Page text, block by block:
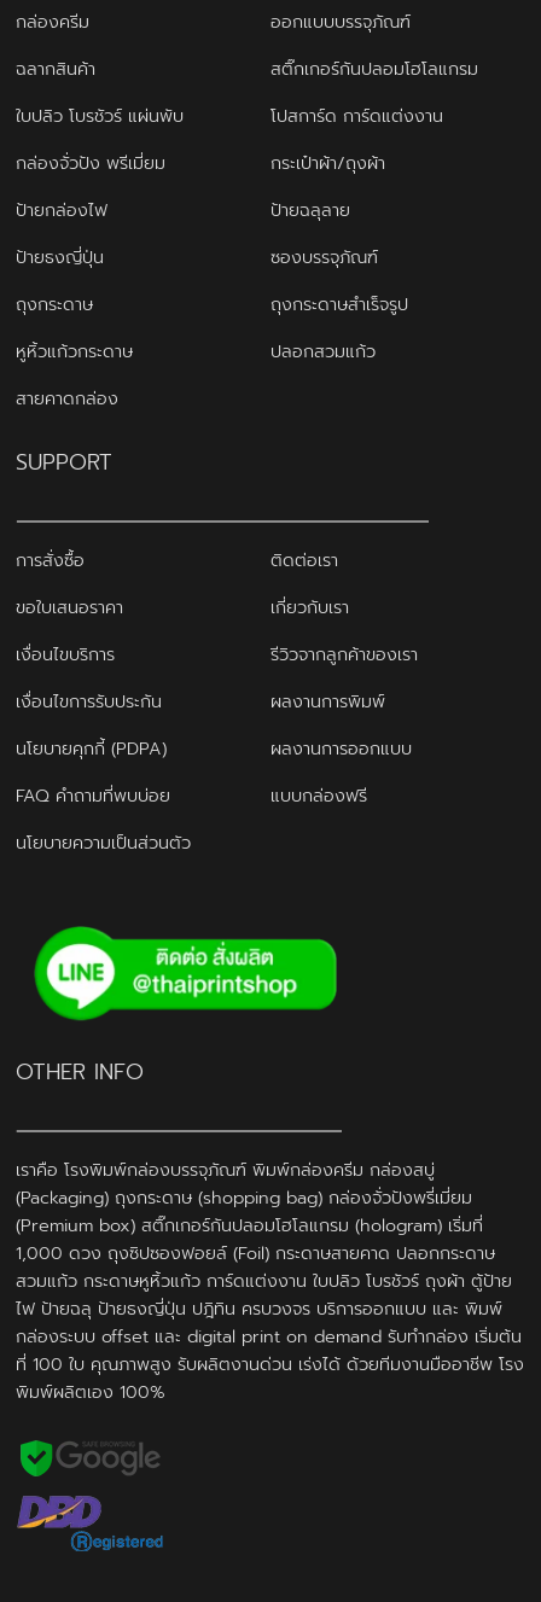
กล่องครีม
ออกแบบบรรจุภัณฑ์
ฉลากสินค้า
สติ๊กเกอร์กันปลอมโฮโลแกรม
ใบปลิว โบรชัวร์ แผ่นพับ
โปสการ์ด การ์ดแต่งงาน
กล่องจั่วปัง พรีเมี่ยม
กระเป๋าผ้า/ถุงผ้า
ป้ายกล่องไฟ
ป้ายฉลุลาย
ป้ายธงญี่ปุ่น
ซองบรรจุภัณฑ์
ถุงกระดาษ
ถุงกระดาษสำเร็จรูป
หูหิ้วแก้วกระดาษ
ปลอกสวมแก้ว
สายคาดกล่อง
SUPPORT
การสั่งซื้อ
ติดต่อเรา
ขอใบเสนอราคา
เกี่ยวกับเรา
เงื่อนไขบริการ
รีวิวจากลูกค้าของเรา
เงื่อนไขการรับประกัน
ผลงานการพิมพ์
นโยบายคุกกี้ (PDPA)
ผลงานการออกแบบ
FAQ คำถามที่พบบ่อย
แบบกล่องฟรี
นโยบายความเป็นส่วนตัว
OTHER INFO
เราคือ โรงพิมพ์กล่องบรรจุภัณฑ์ พิมพ์กล่องครีม กล่องสบู่
(Packaging) ถุงกระดาษ (shopping bag) กล่องจั่วปังพรี่เมี่ยม
(Premium box) สติ๊กเกอร์กันปลอมโฮโลแกรม (hologram) เริ่มที่
1,000 ดวง ถุงซิปซองฟอยล์ (Foil) กระดาษสายคาด ปลอกกระดาษ
สวมแก้ว กระดาษหูหิ้วแก้ว การ์ดแต่งงาน ใบปลิว โบรชัวร์ ถุงผ้า ตู้ป้าย
ไฟ ป้ายฉลุ ป้ายธงญี่ปุ่น ปฎิทิน ครบวงจร บริการออกแบบ และ พิมพ์
กล่องระบบ offset และ digital print on demand รับทำกล่อง เริ่มต้น
ที่ 100 ใบ คุณภาพสูง รับผลิตงานด่วน เร่งได้ ด้วยทีมงานมืออาชีพ โรง
พิมพ์ผลิตเอง 100%